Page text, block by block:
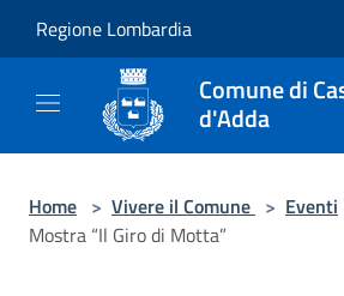
Regione Lombardia
Comune di
d'Adda
Home > Vivere il Comune > Eventi
Mostra “Il Giro di Motta”